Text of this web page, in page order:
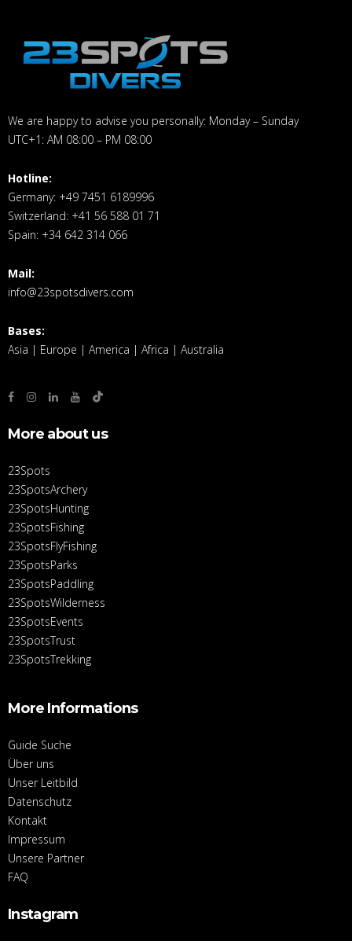
We are happy to advise you personally: Monday – Sunday
UTC+1: AM 08:00 – PM 08:00
Hotline:
Germany: +49 7451 6189996
Switzerland: +41 56 588 01 71
Spain: +34 642 314 066
Mail:
info@23spotsdivers.com
Bases:
Asia | Europe | America | Africa | Australia
More about us
23Spots
23SpotsArchery
23SpotsHunting
23SpotsFishing
23SpotsFlyFishing
23SpotsParks
23SpotsPaddling
23SpotsWilderness
23SpotsEvents
23SpotsTrust
23SpotsTrekking
More Informations
Guide Suche
Über uns
Unser Leitbild
Datenschutz
Kontakt
Impressum
Unsere Partner
FAQ
Instagram